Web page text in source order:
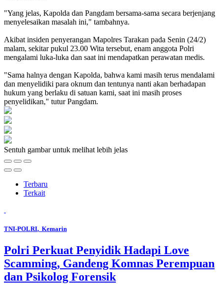
"Yang jelas, Kapolda dan Pangdam bersama-sama secara berjenjang
menyelesaikan masalah ini," tambahnya.
Akibat insiden penyerangan Mapolres Tarakan pada Senin (24/2)
malam, sekitar pukul 23.00 Wita tersebut, enam anggota Polri
mengalami luka-luka dan saat ini mendapatkan perawatan medis.
"Sama halnya dengan Kapolda, bahwa kami masih terus mendalami
dan menyelidiki para oknum dan tentunya nanti akan berhadapan
hukum yang berlaku di satuan kami, saat ini masih proses
penyelidikan," tutur Pangdam.
Sentuh gambar untuk melihat lebih jelas
Terbaru
Terkait
TNI-POLRI, Kemarin
Polri Perkuat Penyidik Hadapi Love
Scamming, Gandeng Komnas Perempuan
dan Psikolog Forensik